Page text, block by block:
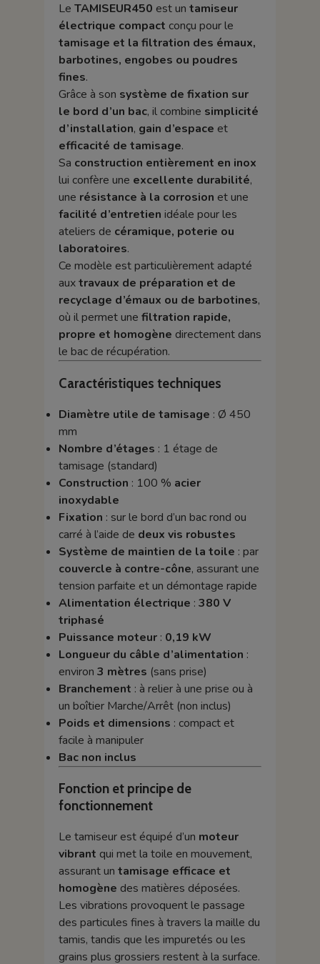
Le TAMISEUR450 est un tamiseur
électrique compact conçu pour le
tamisage et la filtration des émaux,
barbotines, engobes ou poudres
fines.
Grâce à son système de fixation sur
le bord d’un bac, il combine simplicité
d’installation, gain d’espace et
efficacité de tamisage.
Sa construction entièrement en inox
lui confère une excellente durabilité,
une résistance à la corrosion et une
facilité d’entretien idéale pour les
ateliers de céramique, poterie ou
laboratoires.
Ce modèle est particulièrement adapté
auxtravaux de préparation et de
recyclage d’émaux ou de barbotines,
où il permet une filtration rapide,
propre et homogène directement dans
le bac de récupération.
Caractéristiques techniques
Diamètre utile de tamisage : Ø 450
mm
Nombre d’étages : 1 étage de
tamisage (standard)
Construction : 100 % acier
inoxydable
Fixation : sur le bord d’un bac rond ou
carré à l’aide de deux vis robustes
Système de maintien de la toile : par
couvercle à contre-cône, assurant une
tension parfaite et un démontage rapide
Alimentation électrique : 380 V
triphasé
Puissance moteur: 0,19 kW
Longueur du câble d’alimentation :
environ 3 mètres (sans prise)
Branchement : à relier à une prise ou à
un boîtier Marche/Arrêt (non inclus)
Poids et dimensions : compact et
facile à manipuler
Bac non inclus
Fonction et principe de
fonctionnement
Le tamiseur est équipé d’un moteur
vibrant qui met la toile en mouvement,
assurant un tamisage efficace et
homogène des matières déposées.
Les vibrations provoquent le passage
des particules fines à travers la maille du
tamis, tandis que les impuretés ou les
grains plus grossiers restent à la surface.